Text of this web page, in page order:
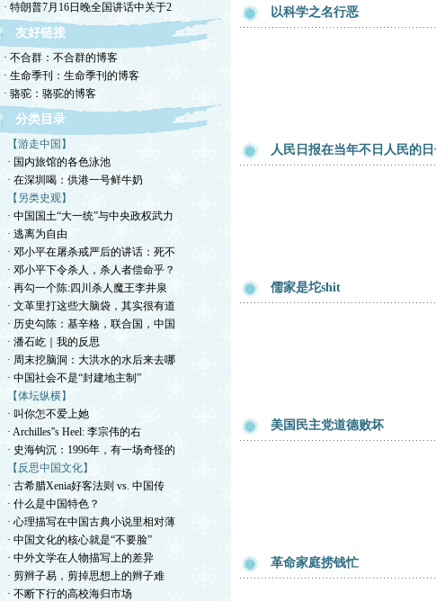
· 特朗普7月16日晚全国讲话中关于2
友好链接
· 不合群：不合群的博客
· 生命季刊：生命季刊的博客
· 骆驼：骆驼的博客
分类目录
【游走中国】
· 国内旅馆的各色泳池
· 在深圳喝：供港一号鲜牛奶
【另类史观】
· 中国国土“大一统”与中央政权武力
· 逃离为自由
· 邓小平在屠杀戒严后的讲话：死不
· 邓小平下令杀人，杀人者偿命乎？
· 再勾一个陈:四川杀人魔王李井泉
· 文革里打这些大脑袋，其实很有道
· 历史勾陈：基辛格，联合国，中国
· 潘石屹｜我的反思
· 周末挖脑洞：大洪水的水后来去哪
· 中国社会不是“封建地主制”
【体坛纵横】
· 叫你怎不爱上她
· Archilles''s Heel: 李宗伟的右
· 史海钩沉：1996年，有一场奇怪的
【反思中国文化】
· 古希腊Xenia好客法则 vs. 中国传
· 什么是中国特色？
· 心理描写在中国古典小说里相对薄
· 中国文化的核心就是“不要脸”
· 中外文学在人物描写上的差异
· 剪辫子易，剪掉思想上的辫子难
· 不断下行的高校海归市场
以科学之名行恶
人民日报在当年不日人民的
儒家是坨shit
美国民主党道德败坏
革命家庭捞钱忙